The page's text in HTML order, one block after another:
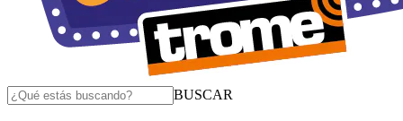
BUSCAR